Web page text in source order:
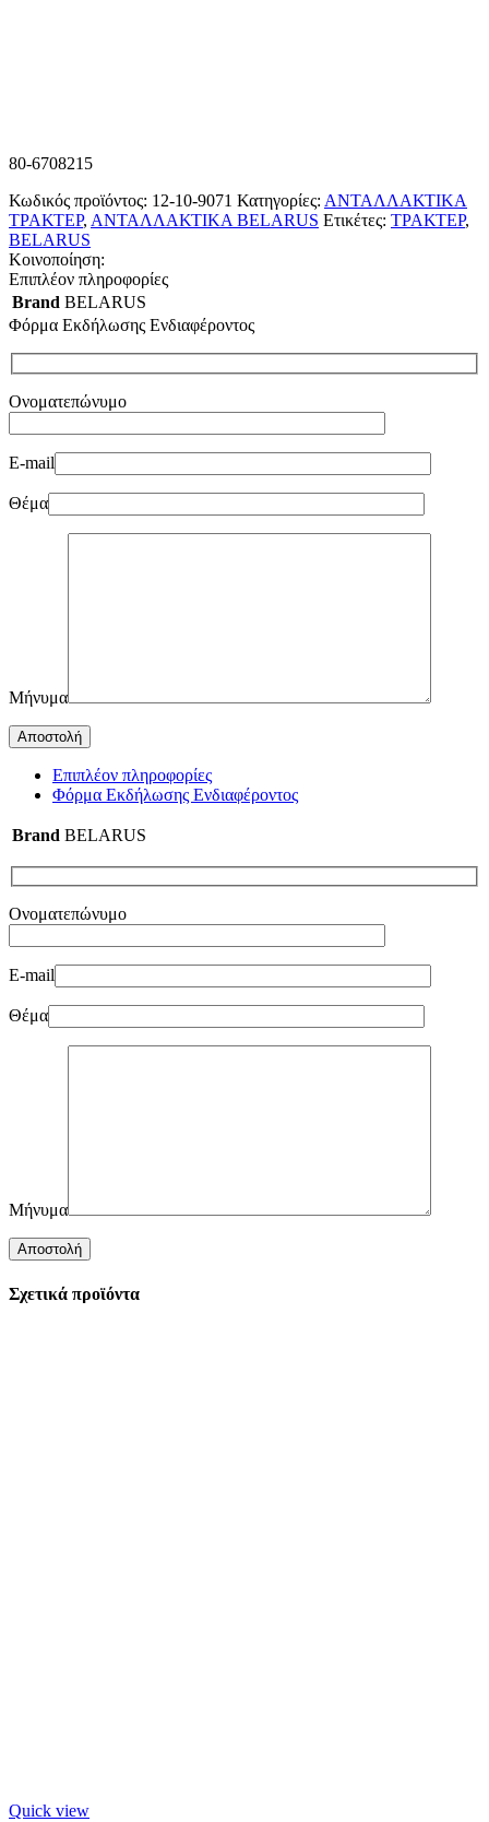
80-6708215
Κωδικός προϊόντος: 12-10-9071 Κατηγορίες: ΑΝΤΑΛΛΑΚΤΙΚΑ
ΤΡΑΚΤΕΡ, ΑΝΤΑΛΛΑΚΤΙΚΑ BELARUS Ετικέτες: ΤΡΑΚΤΕΡ,
BELARUS
Κοινοποίηση:
Επιπλέον πληροφορίες
Brand BELARUS
Φόρμα Εκδήλωσης Ενδιαφέροντος
Ονοματεπώνυμο
E-mail
Θέμα
Μήνυμα
Επιπλέον πληροφορίες
Φόρμα Εκδήλωσης Ενδιαφέροντος
Brand BELARUS
Ονοματεπώνυμο
E-mail
Θέμα
Μήνυμα
Σχετικά προϊόντα
Quick view